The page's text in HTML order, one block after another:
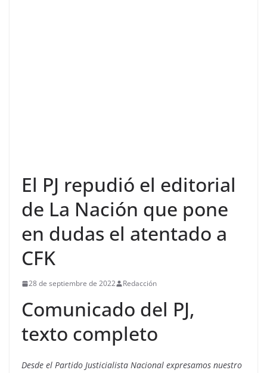
El PJ repudió el editorial
de La Nación que pone
en dudas el atentado a
CFK
28 de septiembre de 2022 Redacción
Comunicado del PJ,
texto completo
Desde el Partido Justicialista Nacional expresamos nuestro